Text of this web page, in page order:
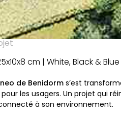
cm | White, Black & Blue
de Benidorm s’est
les usagers. Un projet qui
à son environnement.